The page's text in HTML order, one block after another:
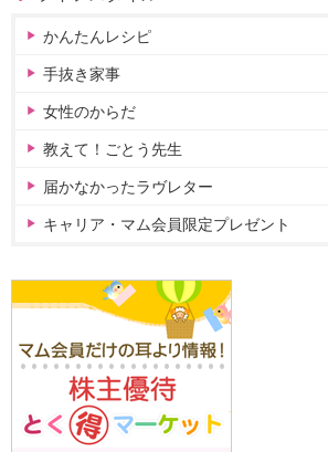
かんたんレシピ
手抜き家事
女性のからだ
教えて！ごとう先生
届かなかったラヴレター
キャリア・マム会員限定プレゼント